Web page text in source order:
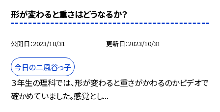
形が変わると重さはどうなるか？
公開日 2023/10/31 更新日 2023/10/31
今日の二風谷っ子
３年生の理科では、形が変わると重さがかわるのかビデオで
確かめていました。感覚とし...